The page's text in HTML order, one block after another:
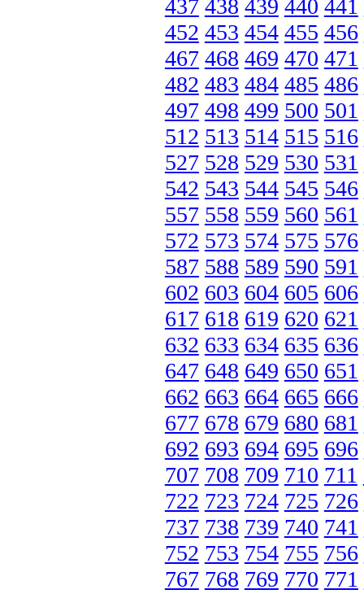
437 438 439 440 441
452 453 454 455 456
467 468 469 470 471
482 483 484 485 486
497 498 499 500 501
512 513 514 515 516
527 528 529 530 531
542 543 544 545 546
557 558 559 560 561
572 573 574 575 576
587 588 589 590 591
602 603 604 605 606
617 618 619 620 621
632 633 634 635 636
647 648 649 650 651
662 663 664 665 666
677 678 679 680 681
692 693 694 695 696
707 708 709 710 711
722 723 724 725 726
737 738 739 740 741
752 753 754 755 756
767 768 769 770 771